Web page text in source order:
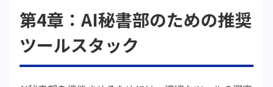
第4章：AI秘書部のための推奨
ツールスタック